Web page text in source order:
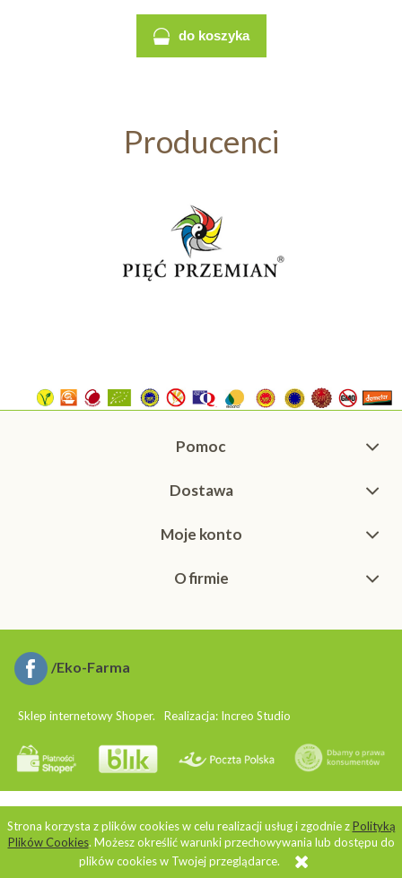
Strona korzysta z plików cookies w celu realizacji usług i zgodnie zPolityką
Plików Cookies. Możesz określić warunki przechowywania lub dostępu do
plików cookies w Twojej przeglądarce.
do koszyka
Producenci
Pomoc
Dostawa
Moje konto
O firmie
/Eko-Farma
Sklep internetowy Shoper. Realizacja: Increo Studio